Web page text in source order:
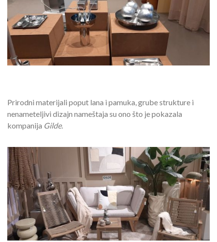
Prirodni materijali poput lana i pamuka, grube strukture i
nenameteljivi dizajn nameštaja su ono što je pokazala
kompanija Gilde.